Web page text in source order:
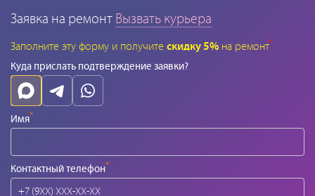
Заявка на ремонт Вызвать курьера
Заполните эту форму и получите скидку 5% на ремонт*
Куда прислать подтверждение заявки?
Имя*
Контактный телефон*